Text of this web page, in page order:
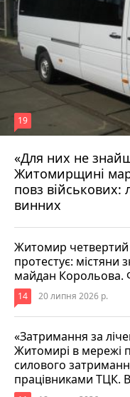
«Для них не
Житомирщині
повз
винних
19
17 липня 2026 р.
Житомир четвертий
протестує: містяни
майдан
14 20 липня 2026 р.
«Затримання за
Житомирі в мережі
силового
працівниками ТЦК.